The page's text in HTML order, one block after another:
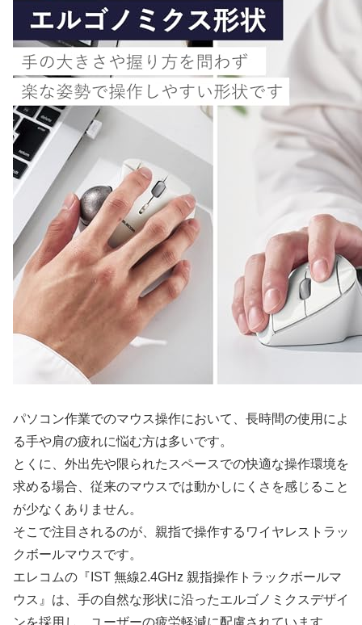
パソコン作業でのマウス操作において、長時間の使用によ
る手や肩の疲れに悩む方は多いです。
とくに、外出先や限られたスペースでの快適な操作環境を
求める場合、従来のマウスでは動かしにくさを感じること
が少なくありません。
そこで注目されるのが、親指で操作するワイヤレストラッ
クボールマウスです。
エレコムの『IST 無線2.4GHz 親指操作トラックボールマ
ウス』は、手の自然な形状に沿ったエルゴノミクスデザイ
ンを採用し、ユーザーの疲労軽減に配慮されています。